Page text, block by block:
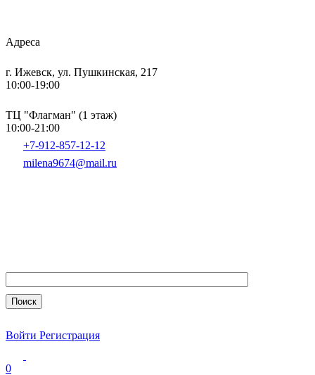
Адреса
г. Ижевск, ул. Пушкинская, 217
10:00-19:00
ТЦ "Флагман" (1 этаж)
10:00-21:00
+7-912-857-12-12
milena9674@mail.ru
Войти Регистрация
0